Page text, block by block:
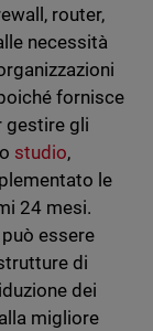
router,
necessità
fornisce
gestire gli
studio,
le
24 mesi.
può essere
di
dei
migliore